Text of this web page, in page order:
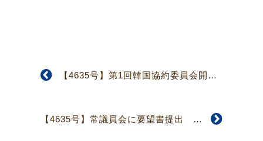
【4635号】第1回韓国協約委員会開催
【4635号】常議員会に要望書提出 第2回宣教委員会